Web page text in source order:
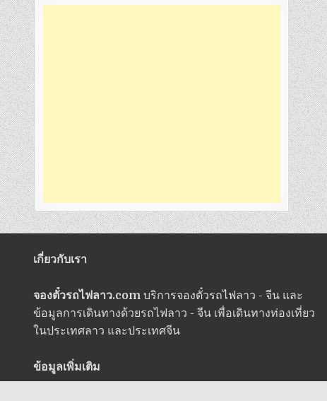
เกี่ยวกับเรา
จองตั๋วรถไฟลาว.com บริการจองตั๋วรถไฟลาว - จีน และ
ข้อมูลการเดินทางด้วยรถไฟลาว - จีน เพื่อเดินทางท่องเที่ยว
ในประเทศลาว และประเทศจีน
ข้อมูลเพิ่มเติม